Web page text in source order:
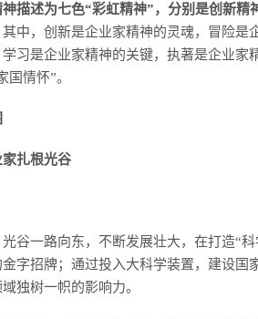
描述为七色“彩虹精神”，分别是创新精
其中，创新是企业家精神的灵魂，冒险是
习是企业家精神的关键，执著是企业
国情怀”。
扎根光谷
谷一路向东，不断发展壮大，在打造“
字招牌；通过投入大科学装置，建设
独树一帜的影响力。